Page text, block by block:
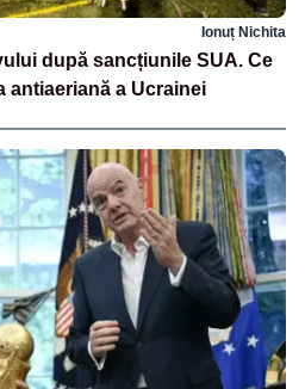
Ionuț Nichita
după sancțiunile SUA. Ce
antiaeriană a Ucrainei